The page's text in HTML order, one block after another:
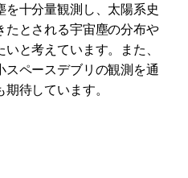
十分量観測し、太陽系史
とされる宇宙塵の分布や
と考えています。また、
ペースデブリの観測を通
待しています。